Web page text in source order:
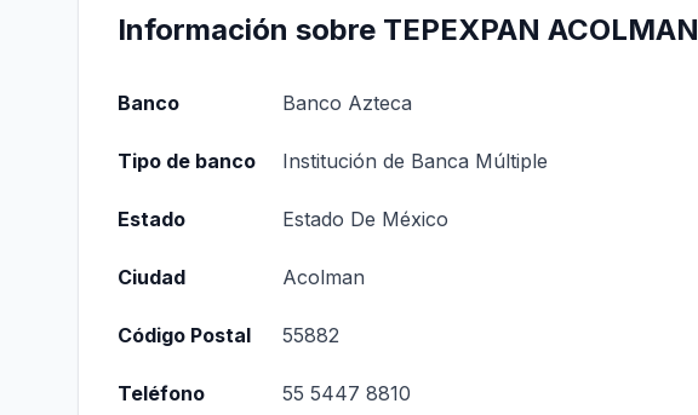
Información sobre TEPEXPAN ACOLMAN
Banco Banco Azteca
Tipo de banco Institución de Banca Múltiple
Estado Estado De México
Ciudad Acolman
Código Postal 55882
Teléfono 55 5447 8810